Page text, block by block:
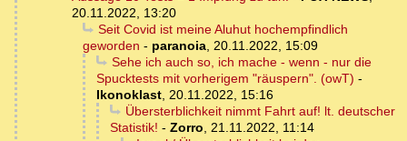
20.11.2022, 13:20
Seit Covid ist meine Aluhut hochempfindlich
geworden - paranoia, 20.11.2022, 15:09
Sehe ich auch so, ich mache - wenn - nur die
Spucktests mit vorherigem "räuspern". (owT) -
Ikonoklast, 20.11.2022, 15:16
Übersterblichkeit nimmt Fahrt auf! lt. deutscher
Statistik! - Zorro, 21.11.2022, 11:14